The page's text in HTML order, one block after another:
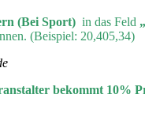
(Bei Sport) in das Feld
(Beispiel: 20,405,34)
bekommt 10%